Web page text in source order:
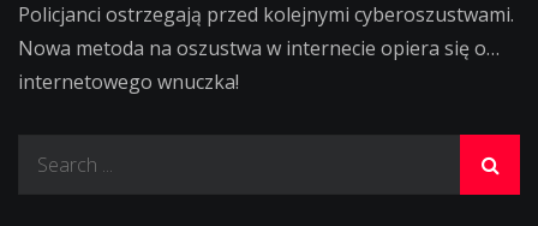
Policjanci ostrzegają przed kolejnymi cyberoszustwami.
Nowa metoda na oszustwa w internecie opiera się o…
internetowego wnuczka!